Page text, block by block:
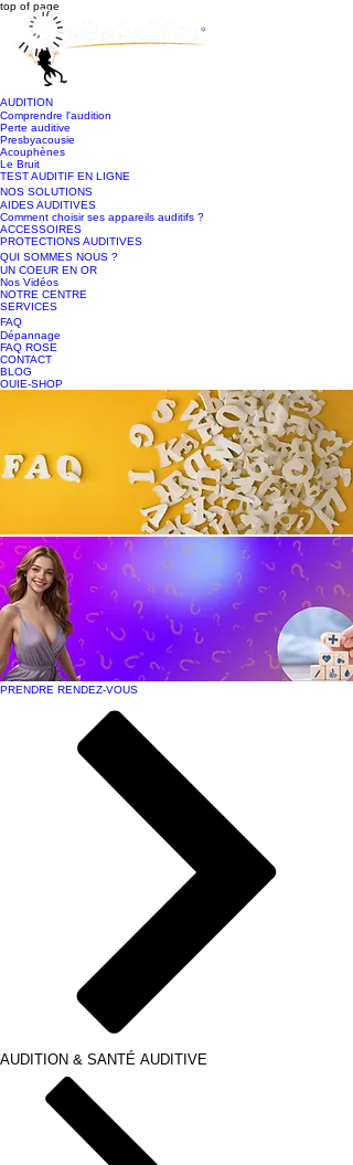
top of page
AUDITION
Comprendre l'audition
Perte auditive
Presbyacousie
Acouphènes
Le Bruit
TEST AUDITIF EN LIGNE
NOS SOLUTIONS
AIDES AUDITIVES
Comment choisir ses appareils auditifs ?
ACCESSOIRES
PROTECTIONS AUDITIVES
QUI SOMMES NOUS ?
UN COEUR EN OR
Nos Vidéos
NOTRE CENTRE
SERVICES
FAQ
Dépannage
FAQ ROSE
CONTACT
BLOG
OUIE-SHOP
PRENDRE RENDEZ-VOUS
AUDITION & SANTÉ AUDITIVE